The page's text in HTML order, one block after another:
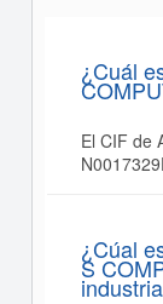
¿Cuál
El CIF de
¿Cúal
S